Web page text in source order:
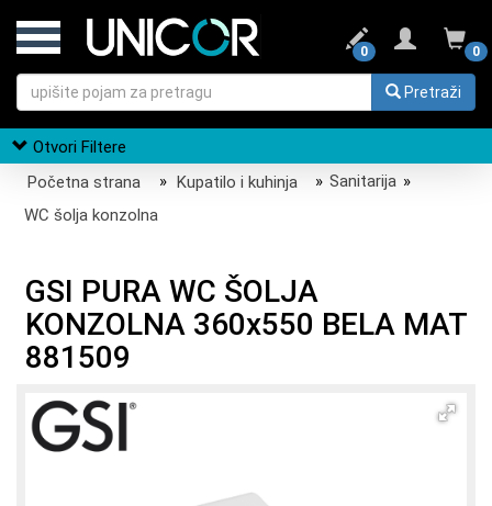
0
0
Pretraži
Otvori Filtere
Početna strana
» Kupatilo i kuhinja » Sanitarija »
WC šolja konzolna
GSI PURA WC ŠOLJA
KONZOLNA 360x550 BELA MAT
881509